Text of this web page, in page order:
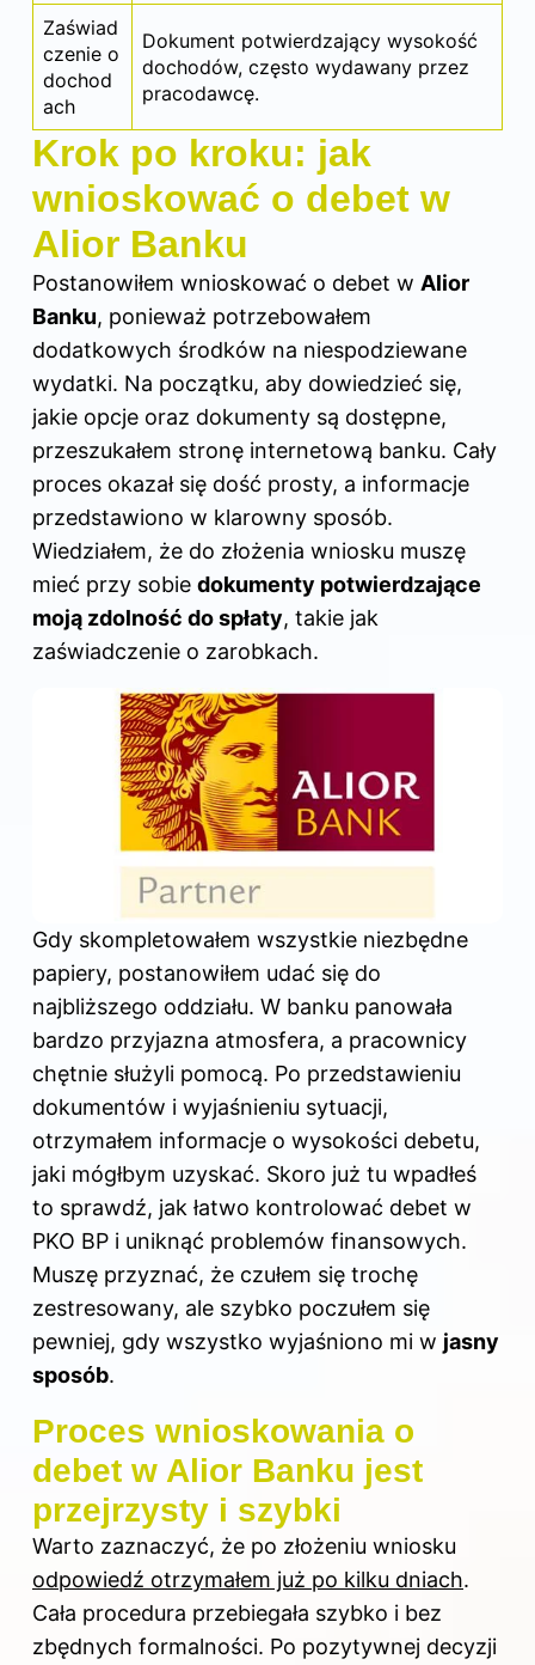
Zaświad
czenie o
dochod
ach
Dokument potwierdzający wysokość
dochodów, często wydawany przez
pracodawcę.
Krok po kroku: jak
wnioskować o debet w
Alior Banku
Postanowiłem wnioskować o debet w Alior
Banku, ponieważ potrzebowałem
dodatkowych środków na niespodziewane
wydatki. Na początku, aby dowiedzieć się,
jakie opcje oraz dokumenty są dostępne,
przeszukałem stronę internetową banku. Cały
proces okazał się dość prosty, a informacje
przedstawiono w klarowny sposób.
Wiedziałem, że do złożenia wniosku muszę
mieć przy sobie dokumenty potwierdzające
moją zdolność do spłaty, takie jak
zaświadczenie o zarobkach.
Gdy skompletowałem wszystkie niezbędne
papiery, postanowiłem udać się do
najbliższego oddziału. W banku panowała
bardzo przyjazna atmosfera, a pracownicy
chętnie służyli pomocą. Po przedstawieniu
dokumentów i wyjaśnieniu sytuacji,
otrzymałem informacje o wysokości debetu,
jaki mógłbym uzyskać. Skoro już tu wpadłeś
to sprawdź, jak łatwo kontrolować debet w
PKO BP i uniknąć problemów finansowych.
Muszę przyznać, że czułem się trochę
zestresowany, ale szybko poczułem się
pewniej, gdy wszystko wyjaśniono mi w jasny
sposób.
Proces wnioskowania o
debet w Alior Banku jest
przejrzysty i szybki
Warto zaznaczyć, że po złożeniu wniosku
odpowiedź otrzymałem już po kilku dniach.
Cała procedura przebiegała szybko i bez
zbędnych formalności. Po pozytywnej decyzji